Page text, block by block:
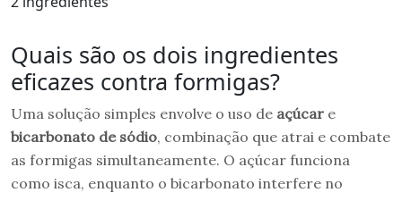
Quais são os dois ingredientes
eficazes contra formigas?
Uma solução simples envolve o uso de açúcar e
bicarbonato de sódio, combinação que atrai e combate
as formigas simultaneamente. O açúcar funciona
como isca, enquanto o bicarbonato interfere no